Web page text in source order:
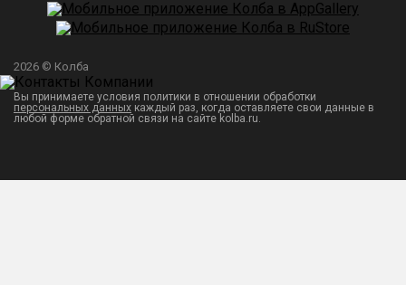
2026 © Колба
Вы принимаете условия политики в отношении обработки
персональных данных каждый раз, когда оставляете свои данные в
любой форме обратной связи на сайте kolba.ru.